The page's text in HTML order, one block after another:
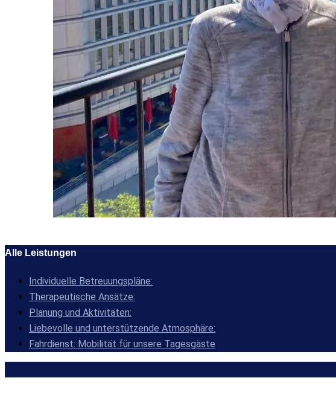
Alle Leistungen
Individuelle Betreuungspläne:
Therapeutische Ansätze:
Planung und Aktivitäten:
Liebevolle und unterstützende Atmosphäre:
Fahrdienst: Mobilität für unsere Tagesgäste